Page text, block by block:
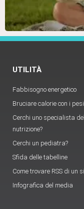
UTILITÀ
Fabbisogno energetico
Bruciare calorie con i pesi
Cerchi uno specialista
nutrizione?
Cerchi un pediatra?
Sfida delle tabelline
Come trovare RSS di un
Infografica del media